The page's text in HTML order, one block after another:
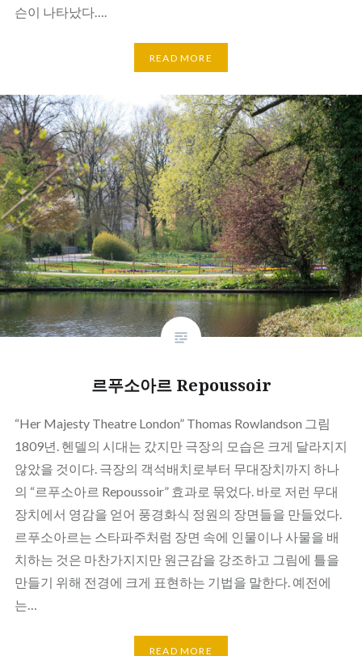
슨이 나타났다….
READ MORE
르푸소아르 Repoussoir
“Her Majesty Theatre London” Thomas Rowlandson 그림
1809년. 헨델의 시대는 갔지만 극장의 모습은 크게 달라지지
않았을 것이다. 극장의 객석배치로부터 무대장치까지 하나
의 “르푸소아르 Repoussoir” 효과로 묶었다. 바로 저런 무대
장치에서 영감을 얻어 풍경화식 정원의 장면들을 만들었다.
르푸소아르는 스타파주처럼 장면 속에 인물이나 사물을 배
치하는 것은 마찬가지지만 원근감을 강조하고 그림에 틀을
만들기 위해 전경에 크게 표현하는 기법을 말한다. 예전에
는…
READ MORE